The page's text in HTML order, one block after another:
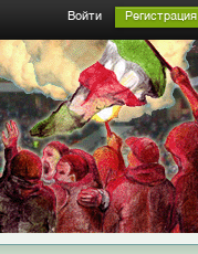
Войти Регистрация